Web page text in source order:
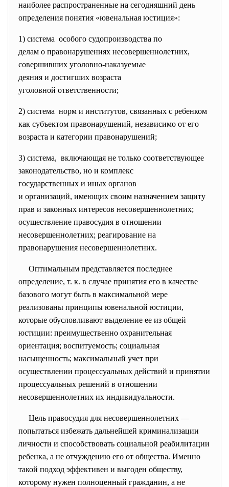
наиболее распространенные на сегодняшний день
определения понятия «ювенальная юстиция»:
1) система особого судопроизводства по
делам о правонарушениях несовершеннолетних,
совершивших уголовно-наказуемые
деяния и достигших возраста
уголовной ответственности;
2) система норм и институтов, связанных с ребенком
как субъектом правонарушений, независимо от его
возраста и категории правонарушений;
3) система, включающая не только соответствующее
законодательство, но и комплекс
государственных и иных органов
и организаций, имеющих своим назначением защиту
прав и законных интересов несовершеннолетних;
осуществление правосудия в отношении
несовершеннолетних; реагирование на
правонарушения несовершеннолетних.
Оптимальным представляется последнее
определение, т. к. в случае принятия его в качестве
базового могут быть в максимальной мере
реализованы принципы ювенальной юстиции,
которые обусловливают выделение ее из общей
юстиции: преимущественно охранительная
ориентация; воспитуемость; социальная
насыщенность; максимальный учет при
осуществлении процессуальных действий и принятии
процессуальных решений в отношении
несовершеннолетних их индивидуальности.
Цель правосудия для несовершеннолетних —
попытаться избежать дальнейшей криминализации
личности и способствовать социальной реабилитации
ребенка, а не отчуждению его от общества. Именно
такой подход эффективен и выгоден обществу,
которому нужен полноценный гражданин, а не